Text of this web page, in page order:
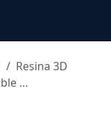
Resina 3D
12K